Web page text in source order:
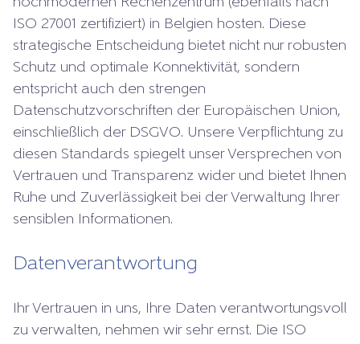
hochmodernen Rechenzentrum (ebenfalls nach
ISO 27001 zertifiziert) in Belgien hosten. Diese
strategische Entscheidung bietet nicht nur robusten
Schutz und optimale Konnektivität, sondern
entspricht auch den strengen
Datenschutzvorschriften der Europäischen Union,
einschließlich der DSGVO. Unsere Verpflichtung zu
diesen Standards spiegelt unser Versprechen von
Vertrauen und Transparenz wider und bietet Ihnen
Ruhe und Zuverlässigkeit bei der Verwaltung Ihrer
sensiblen Informationen.
Datenverantwortung
Ihr Vertrauen in uns, Ihre Daten verantwortungsvoll
zu verwalten, nehmen wir sehr ernst. Die ISO